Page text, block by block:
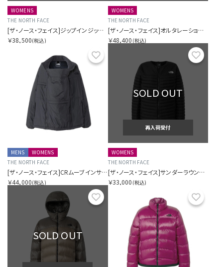
WOMENS
THE NORTH FACE
[ザ・ノース・フェイス]ジップインジップアコンカグアジャケット（レディース）
￥38,500(税込)
WOMENS
THE NORTH FACE
[ザ・ノース・フェイス]オルタレーションゼファーシェルハーフコート（レディース）
￥48,400 (税込)
お気に入り
MENS
WOMENS
THE NORTH FACE
[ザ・ノース・フェイス]CRムーブインサレーションジャケット（ユニセックス）
￥44,000(税込)
SOLD OUT
再入荷受付
WOMENS
THE NORTH FACE
[ザ・ノース・フェイス]サンダーラウンドネックジャケット（レディース）
￥33,000 (税込)
お気に入り
SOLD OUT